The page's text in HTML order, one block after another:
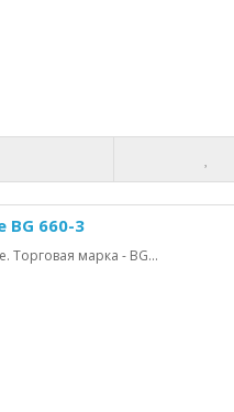
BG 660-3
Торговая марка - BG...